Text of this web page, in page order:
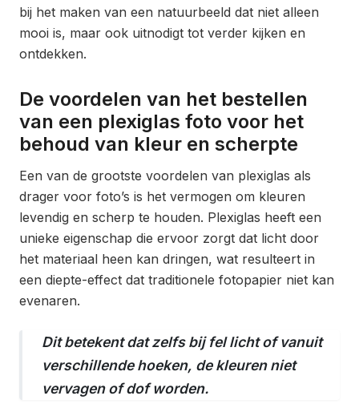
bij het maken van een natuurbeeld dat niet alleen
mooi is, maar ook uitnodigt tot verder kijken en
ontdekken.
De voordelen van het bestellen
van een plexiglas foto voor het
behoud van kleur en scherpte
Een van de grootste voordelen van plexiglas als
drager voor foto’s is het vermogen om kleuren
levendig en scherp te houden. Plexiglas heeft een
unieke eigenschap die ervoor zorgt dat licht door
het materiaal heen kan dringen, wat resulteert in
een diepte-effect dat traditionele fotopapier niet kan
evenaren.
Dit betekent dat zelfs bij fel licht of vanuit
verschillende hoeken, de kleuren niet
vervagen of dof worden.